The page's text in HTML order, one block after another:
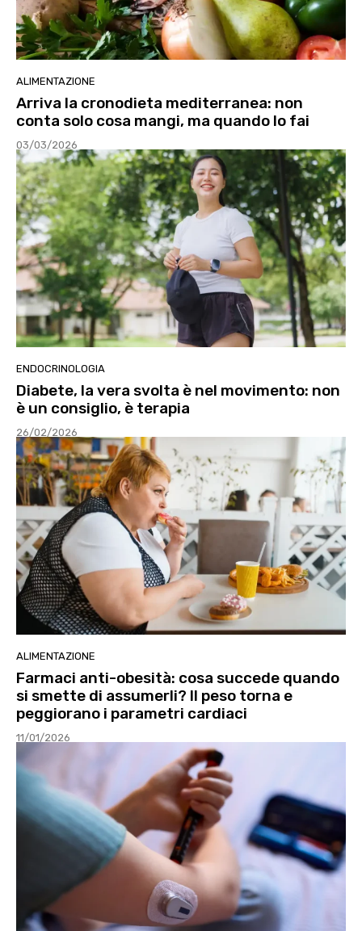
ALIMENTAZIONE
Arriva la cronodieta mediterranea: non
conta solo cosa mangi, ma quando lo fai
03/03/2026
ENDOCRINOLOGIA
Diabete, la vera svolta è nel movimento: non
è un consiglio, è terapia
26/02/2026
ALIMENTAZIONE
Farmaci anti-obesità: cosa succede quando
si smette di assumerli? Il peso torna e
peggiorano i parametri cardiaci
11/01/2026